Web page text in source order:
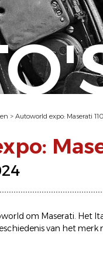
> Autoworld expo: Maserati
om Maserati. Het
van het